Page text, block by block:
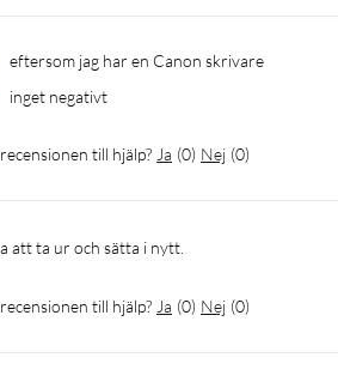
eftersom jag har en Canon skrivare
inget negativt
till hjälp? Ja (0) Nej (0)
att ta ur och sätta i nytt.
till hjälp? Ja (0) Nej (0)